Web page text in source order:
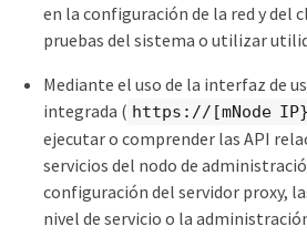
en la configuración de la red y del
pruebas del sistema o utilizar
Mediante el uso de la interfaz de
integrada ( https://[mNode
ejecutar o comprender las API
servicios del nodo de
configuración del servidor proxy,
nivel de servicio o la